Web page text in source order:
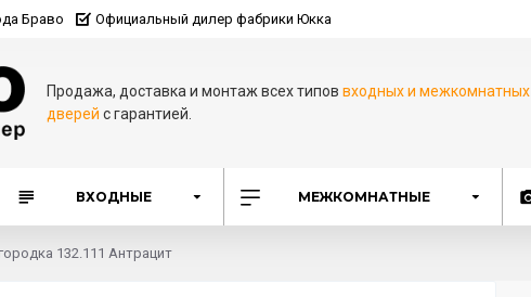
Браво Официальный дилер фабрики Юкка
Продажа, доставка и монтаж всех типоввходных и межкомнатных
дверей с гарантией.
ВХОДНЫЕ МЕЖКОМНАТНЫЕ
132.111 Антрацит